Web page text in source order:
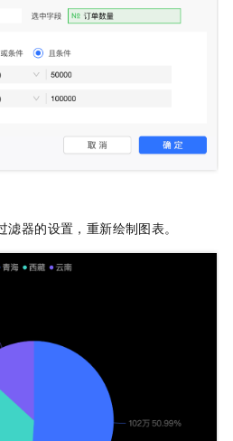
滤器的设置，重新绘制图表。